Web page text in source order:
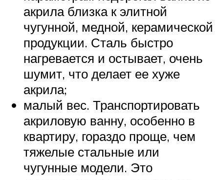
акрила близка к элитной
чугунной, медной, керамической
продукции. Сталь быстро
нагревается и остывает, очень
шумит, что делает ее хуже
акрила;
малый вес. Транспортировать
акриловую ванну, особенно в
квартиру, гораздо проще, чем
тяжелые стальные или
чугунные модели. Это